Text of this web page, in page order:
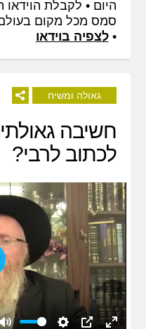
היום • לקבלת הוידאו
•לצפיה בוידאו
גאולה ומשיח
חשיבה
לכתוב לרבי?